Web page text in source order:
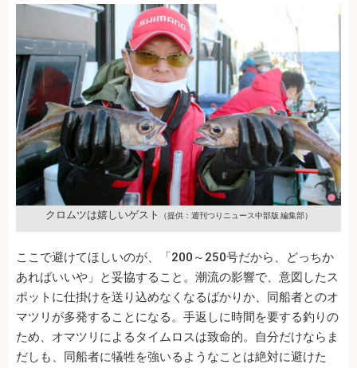
クロムツは嬉しいゲスト （提供：週刊つりニュース中部版 編集部）
ここで避けてほしいのが、「200～250号だから、どっちか
あればいいや」と妥協すること。潮流の影響で、意図したス
ポットに仕掛けを送り込めなくなるばかりか、同船者とのオ
マツリが多発することになる。手返しに時間を要する釣りの
ため、オマツリによるタイムロスは致命的。自分だけならま
だしも、同船者に犠牲を強いるようなことは絶対に避けた